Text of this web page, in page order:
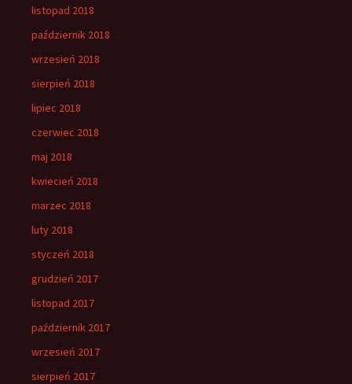
listopad 2018
październik 2018
wrzesień 2018
sierpień 2018
lipiec 2018
czerwiec 2018
maj 2018
kwiecień 2018
marzec 2018
luty 2018
styczeń 2018
grudzień 2017
listopad 2017
październik 2017
wrzesień 2017
sierpień 2017